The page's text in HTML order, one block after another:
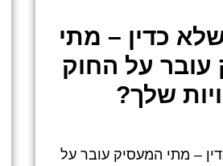
שלא כדין – מתי
עובר על החוק
שלך?
– מתי המעסיק עובר על